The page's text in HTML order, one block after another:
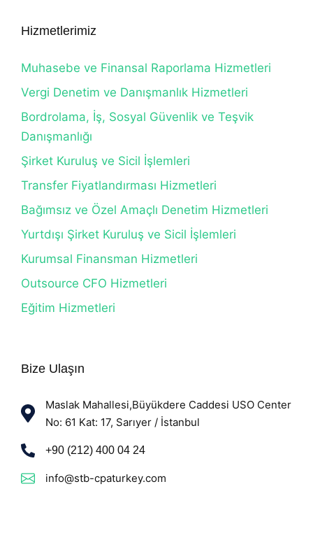
Hizmetlerimiz
Muhasebe ve Finansal Raporlama Hizmetleri
Vergi Denetim ve Danışmanlık Hizmetleri
Bordrolama, İş, Sosyal Güvenlik ve Teşvik
Danışmanlığı
Şirket Kuruluş ve Sicil İşlemleri
Transfer Fiyatlandırması Hizmetleri
Bağımsız ve Özel Amaçlı Denetim Hizmetleri
Yurtdışı Şirket Kuruluş ve Sicil İşlemleri
Kurumsal Finansman Hizmetleri
Outsource CFO Hizmetleri
Eğitim Hizmetleri
Bize Ulaşın
Maslak Mahallesi,Büyükdere Caddesi USO Center
No: 61 Kat: 17, Sarıyer / İstanbul
+90 (212) 400 04 24
info@stb-cpaturkey.com